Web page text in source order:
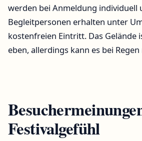
werden bei Anmeldung individuell
Begleitpersonen erhalten unter
kostenfreien Eintritt. Das Gelände
eben, allerdings kann es bei
Festivalgefühl